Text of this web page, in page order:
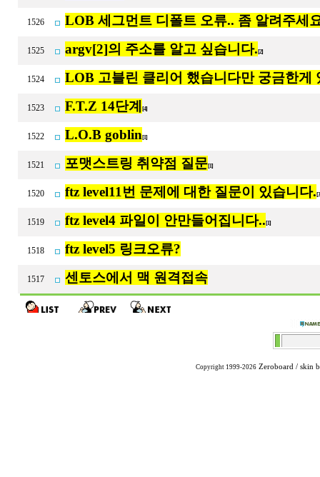
1526 LOB 세그먼트 디폴트 오류.. 좀 알려주세
1525 argv[2]의 주소를 알고 싶습니다. [2]
1524 LOB 고블린 클리어 했습니다만 궁금한게
1523 F.T.Z 14단계 [4]
1522 L.O.B goblin[1]
1521 포맷스트링 취약점 질문[1]
1520 ftz level11번 문제에 대한 질문이 있습니다.
1519 ftz level4 파일이 안만들어집니다.. [1]
1518 ftz level5 링크오류?
1517 센토스에서 맥 원격접속
Copyright 1999-2026 Zeroboard / skin